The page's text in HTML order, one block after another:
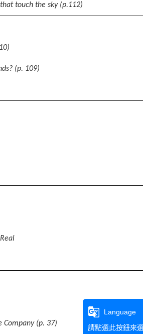
touch the sky (p.112)
(p. 109)
Company (p. 37)
g_translate
Language
請點選此按鈕來